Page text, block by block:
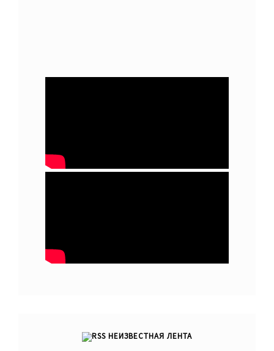
НЕИЗВЕСТНАЯ ЛЕНТА